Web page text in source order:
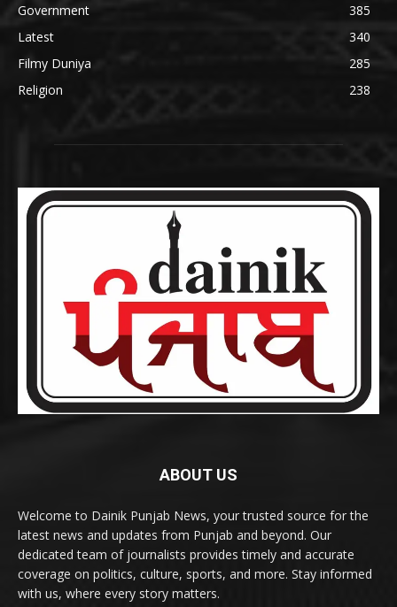
Government
385
Latest
340
Filmy Duniya
285
Religion
238
ABOUT US
Welcome to Dainik Punjab News, your trusted source for the
latest news and updates from Punjab and beyond. Our
dedicated team of journalists provides timely and accurate
coverage on politics, culture, sports, and more. Stay informed
with us, where every story matters.